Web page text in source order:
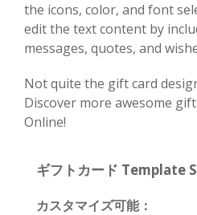
the icons, color, and font
edit the text content by
messages, quotes, and
Not quite the gift card
Discover more awesome
Online!
ギフトカード Template
カスタマイズ可能：